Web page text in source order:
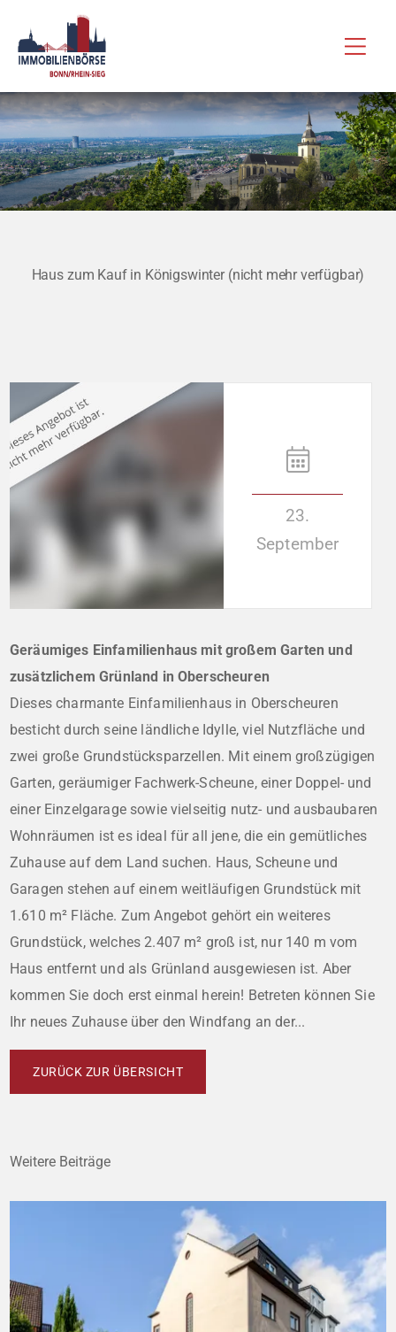
Inhalt
springen
Haus zum Kauf in Königswinter (nicht mehr verfügbar)
23.
September
Geräumiges Einfamilienhaus mit großem Garten und
zusätzlichem Grünland in Oberscheuren
Dieses charmante Einfamilienhaus in Oberscheuren
besticht durch seine ländliche Idylle, viel Nutzfläche und
zwei große Grundstücksparzellen. Mit einem großzügigen
Garten, geräumiger Fachwerk-Scheune, einer Doppel- und
einer Einzelgarage sowie vielseitig nutz- und ausbaubaren
Wohnräumen ist es ideal für all jene, die ein gemütliches
Zuhause auf dem Land suchen. Haus, Scheune und
Garagen stehen auf einem weitläufigen Grundstück mit
1.610 m² Fläche. Zum Angebot gehört ein weiteres
Grundstück, welches 2.407 m² groß ist, nur 140 m vom
Haus entfernt und als Grünland ausgewiesen ist. Aber
kommen Sie doch erst einmal herein! Betreten können Sie
Ihr neues Zuhause über den Windfang an der...
ZURÜCK ZUR ÜBERSICHT
Weitere Beiträge